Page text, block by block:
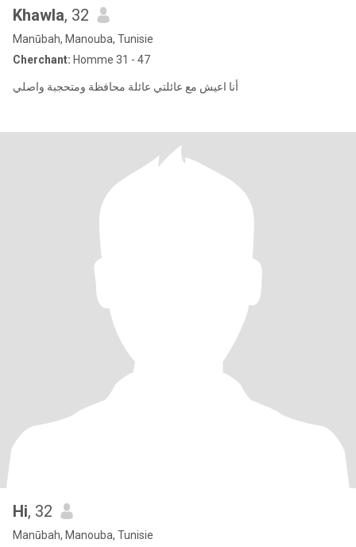
Khawla, 32
Manūbah, Manouba, Tunisie
Cherchant: Homme 31 - 47
أنا اعيش مع عائلتي عائلة محافظة ومتحجبة واصلي
Hi, 32
Manūbah, Manouba, Tunisie